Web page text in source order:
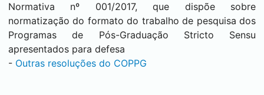
Normativa nº 001/2017, que dispõe sobre
normatização do formato do trabalho de pesquisa dos
Programas de Pós-Graduação Stricto Sensu
apresentados para defesa
- Outras resoluções do COPPG